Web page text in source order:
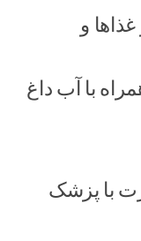
و
با آب داغ
با پزشک